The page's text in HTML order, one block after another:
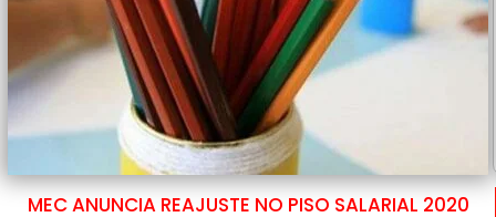
MEC ANUNCIA REAJUSTE NO PISO SALARIAL 2020